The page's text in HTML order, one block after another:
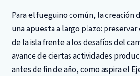
Para el fueguino común, la creación
una apuesta a largo plazo:
de la isla frente a los desafíos del
avance de ciertas actividades
antes de fin de año, como aspira el